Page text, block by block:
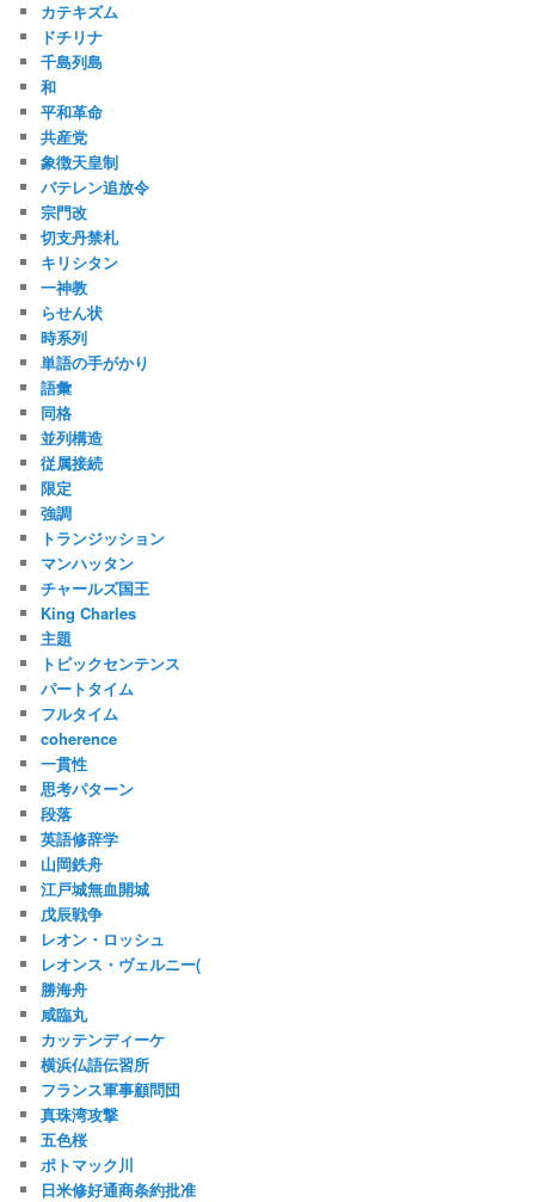
カテキズム
ドチリナ
千島列島
和
平和革命
共産党
象徴天皇制
バテレン追放令
宗門改
切支丹禁札
キリシタン
一神教
らせん状
時系列
単語の手がかり
語彙
同格
並列構造
従属接続
限定
強調
トランジッション
マンハッタン
チャールズ国王
King Charles
主題
トピックセンテンス
パートタイム
フルタイム
coherence
一貫性
思考パターン
段落
英語修辞学
山岡鉄舟
江戸城無血開城
戊辰戦争
レオン・ロッシュ
レオンス・ヴェルニー(
勝海舟
咸臨丸
カッテンディーケ
横浜仏語伝習所
フランス軍事顧問団
真珠湾攻撃
五色桜
ポトマック川
日米修好通商条約批准